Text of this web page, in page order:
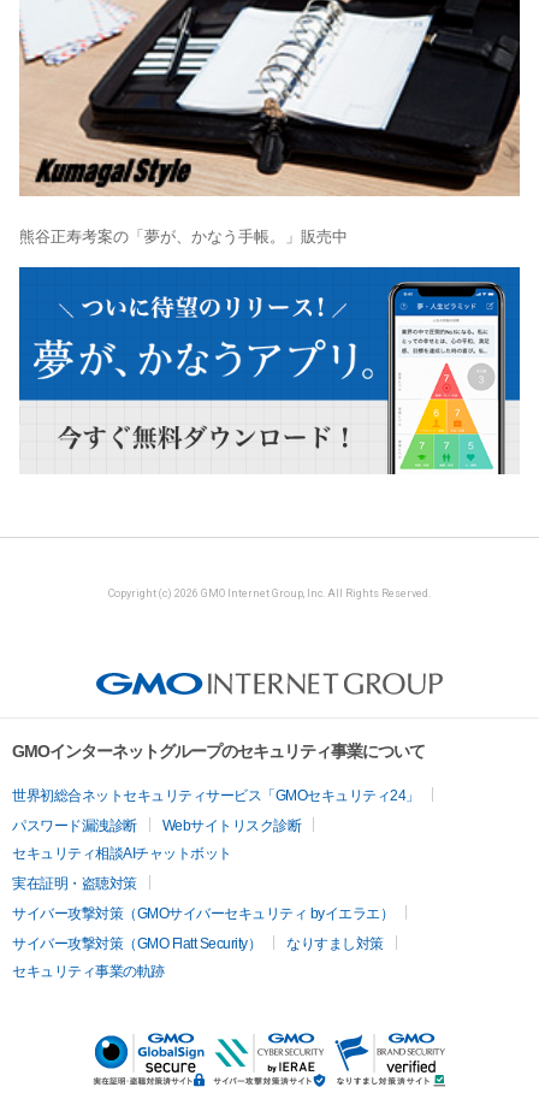
熊谷正寿考案の「夢が、かなう手帳。」販売中
Copyright (c) 2026 GMO Internet Group, Inc. All Rights Reserved.
GMOインターネットグループのセキュリティ事業について
世界初総合ネットセキュリティサービス「GMOセキュリティ24」
パスワード漏洩診断
Webサイトリスク診断
セキュリティ相談AIチャットボット
実在証明・盗聴対策
サイバー攻撃対策（GMOサイバーセキュリティ byイエラエ）
サイバー攻撃対策（GMO Flatt Security）
なりすまし対策
セキュリティ事業の軌跡